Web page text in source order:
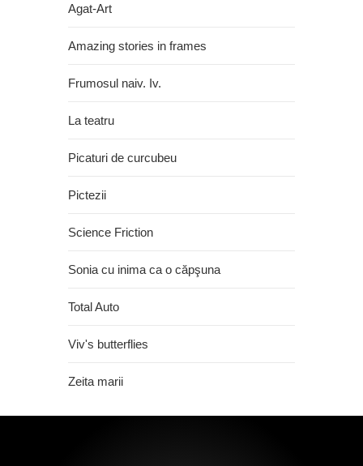
Agat-Art
Amazing stories in frames
Frumosul naiv. Iv.
La teatru
Picaturi de curcubeu
Pictezii
Science Friction
Sonia cu inima ca o căpşuna
Total Auto
Viv's butterflies
Zeita marii